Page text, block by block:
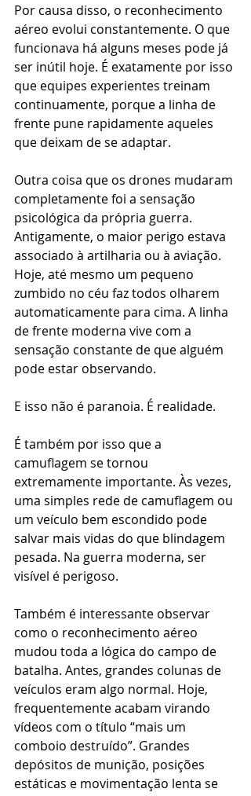
Por causa disso, o reconhecimento
aéreo evolui constantemente. O que
funcionava há alguns meses pode já
ser inútil hoje. É exatamente por isso
que equipes experientes treinam
continuamente, porque a linha de
frente pune rapidamente aqueles
que deixam de se adaptar.
Outra coisa que os drones mudaram
completamente foi a sensação
psicológica da própria guerra.
Antigamente, o maior perigo estava
associado à artilharia ou à aviação.
Hoje, até mesmo um pequeno
zumbido no céu faz todos olharem
automaticamente para cima. A linha
de frente moderna vive com a
sensação constante de que alguém
pode estar observando.
E isso não é paranoia. É realidade.
É também por isso que a
camuflagem se tornou
extremamente importante. Às vezes,
uma simples rede de camuflagem ou
um veículo bem escondido pode
salvar mais vidas do que blindagem
pesada. Na guerra moderna, ser
visível é perigoso.
Também é interessante observar
como o reconhecimento aéreo
mudou toda a lógica do campo de
batalha. Antes, grandes colunas de
veículos eram algo normal. Hoje,
frequentemente acabam virando
vídeos com o título “mais um
comboio destruído”. Grandes
depósitos de munição, posições
estáticas e movimentação lenta se